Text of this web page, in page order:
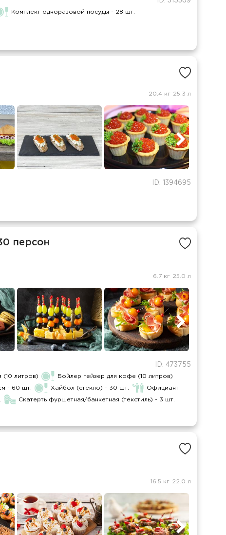
Комплект одноразовой посуды - 28 шт.
20.4 кг 25.3 л
ID: 1394695
персон
6.7 кг 25.0 л
ID: 473755
(10 литров) Бойлер гейзер для кофе (10 литров)
- 60 шт. Хайбол (стекло) - 30 шт. Официант
Скатерть фуршетная/банкетная (текстиль) - 3 шт.
16.5 кг 22.0 л